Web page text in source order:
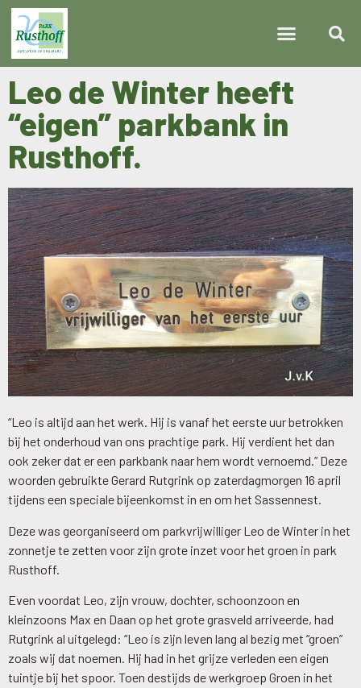
Leo de Winter heeft
“eigen” parkbank in
Rusthoff.
“Leo is altijd aan het werk. Hij is vanaf het eerste uur betrokken
bij het onderhoud van ons prachtige park. Hij verdient het dan
ook zeker dat er een parkbank naar hem wordt vernoemd.” Deze
woorden gebruikte Gerard Rutgrink op zaterdagmorgen 16 april
tijdens een speciale bijeenkomst in en om het Sassennest.
Deze was georganiseerd om parkvrijwilliger Leo de Winter in het
zonnetje te zetten voor zijn grote inzet voor het groen in park
Rusthoff.
Even voordat Leo, zijn vrouw, dochter, schoonzoon en
kleinzoons Max en Daan op het grote grasveld arriveerde, had
Rutgrink al uitgelegd: “Leo is zijn leven lang al bezig met “groen”
zoals wij dat noemen. Hij had in het grijze verleden een eigen
tuintje bij het spoor. Toen destijds de werkgroep Groen in het